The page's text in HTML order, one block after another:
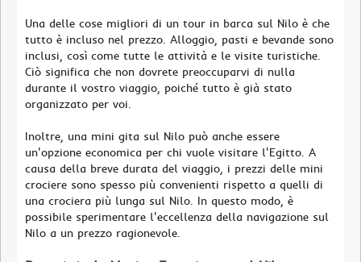
Una delle cose migliori di un tour in barca sul Nilo è che
tutto è incluso nel prezzo. Alloggio, pasti e bevande sono
inclusi, così come tutte le attività e le visite turistiche.
Ciò significa che non dovrete preoccuparvi di nulla
durante il vostro viaggio, poiché tutto è già stato
organizzato per voi.
Inoltre, una mini gita sul Nilo può anche essere
un'opzione economica per chi vuole visitare l'Egitto. A
causa della breve durata del viaggio, i prezzi delle mini
crociere sono spesso più convenienti rispetto a quelli di
una crociera più lunga sul Nilo. In questo modo, è
possibile sperimentare l'eccellenza della navigazione sul
Nilo a un prezzo ragionevole.